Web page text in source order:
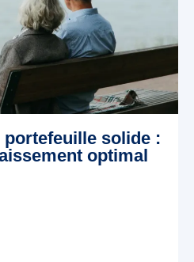
portefeuille solide :
optimal